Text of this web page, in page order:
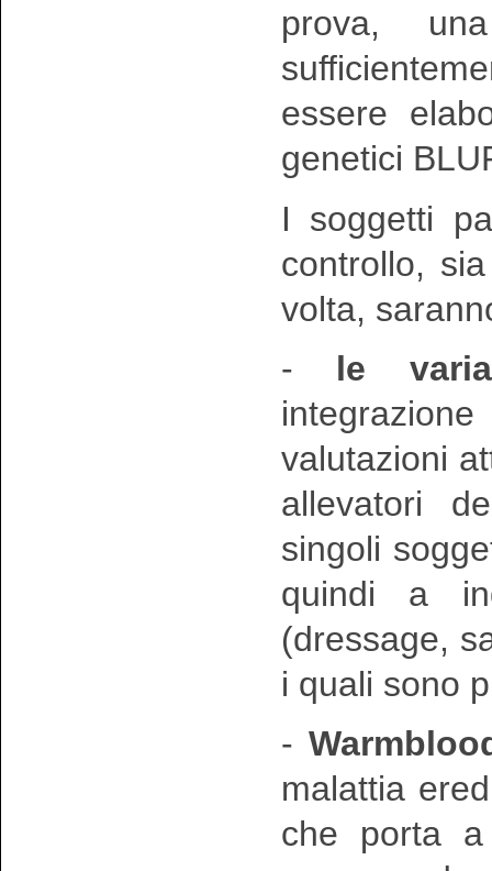
prova,
essere
genetici
I soggetti
controllo,
volta,
- le
valutazioni
allevatori
singoli
quindi a
(dressage,
i quali sono
-
malattia
che porta